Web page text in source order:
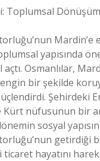
Toplumsal
Mardin’e
yapısında
Osmanlılar,
bir şekilde
Şehirdeki
Kürt nüfusunun bir
sosyal
getirdiği
hayatını